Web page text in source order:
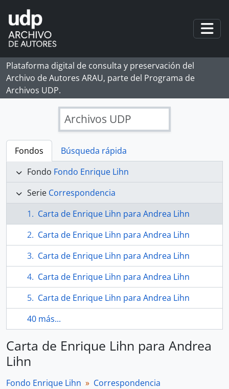
Skip to main content
Plataforma digital de consulta y preservación del
Archivo de Autores ARAU, parte del Programa de
Archivos UDP.
Archivos UDP
Fondos
Búsqueda rápida
Fondo Fondo Enrique Lihn
Serie Correspondencia
Carta de Enrique Lihn para Andrea Lihn
Carta de Enrique Lihn para Andrea Lihn
Carta de Enrique Lihn para Andrea Lihn
Carta de Enrique Lihn para Andrea Lihn
Carta de Enrique Lihn para Andrea Lihn
40 más...
Carta de Enrique Lihn para Andrea
Lihn
Fondo Enrique Lihn
Correspondencia